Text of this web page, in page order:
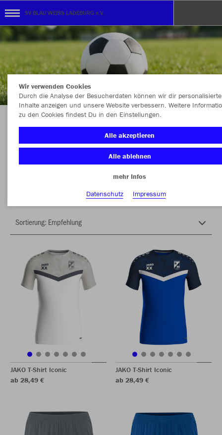
SV BLAU WEISS LADEBURG e.V.
Herzlich Willkommen im Teamshop SV BLAU
WEISS LADEBURG e.V.
JAKO T-Shirt Iconic
ab 28,49 €
JAKO T-Shirt Iconic
ab 28,49 €
Wir verwenden Cookies
Durch die Analyse der Besucherdaten können wir dir personalisierte
Inhalte anzeigen und unsere Website verbessern. Weitere
zu den Cookies findest Du in den Einstellungen.
Alle akzeptieren
Alle ablehnen
mehr Infos
Datenschutz
Impressum